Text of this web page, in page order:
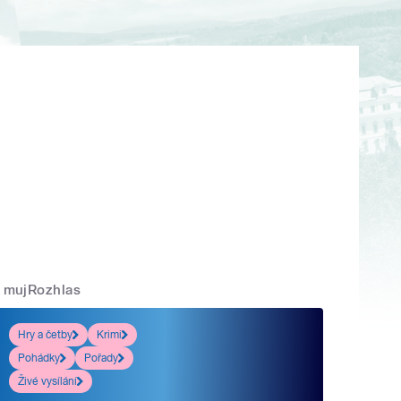
mujRozhlas
Hry a četby
Krimi
Pohádky
Pořady
Živé vysílání